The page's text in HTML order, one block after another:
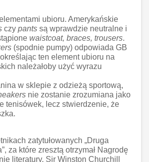
ubioru. Amerykańskie
czy pants są wprawdzie neutralne i
waistcoat, braces, trousers.
(spodnie pumpy) odpowiada GB
ten element ubioru na
należałoby użyć wyrazu
w sklepie z odzieżą sportową,
nie zostanie zrozumiana jako
tenisówek, lecz stwierdzenie, że
zatytułowanych „Druga
za które zresztą otrzymał Nagrodę
literatury, Sir Winston Churchill